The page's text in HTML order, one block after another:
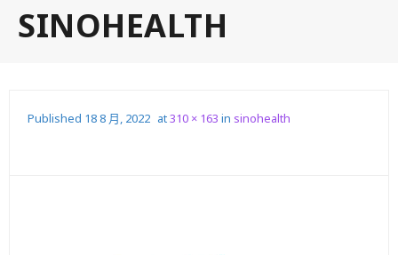
SINOHEALTH
Published 18 8 月, 2022 at310 × 163 in sinohealth